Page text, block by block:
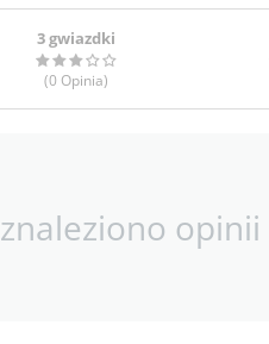
3 gwiazdki
(0 Opinia)
opinii